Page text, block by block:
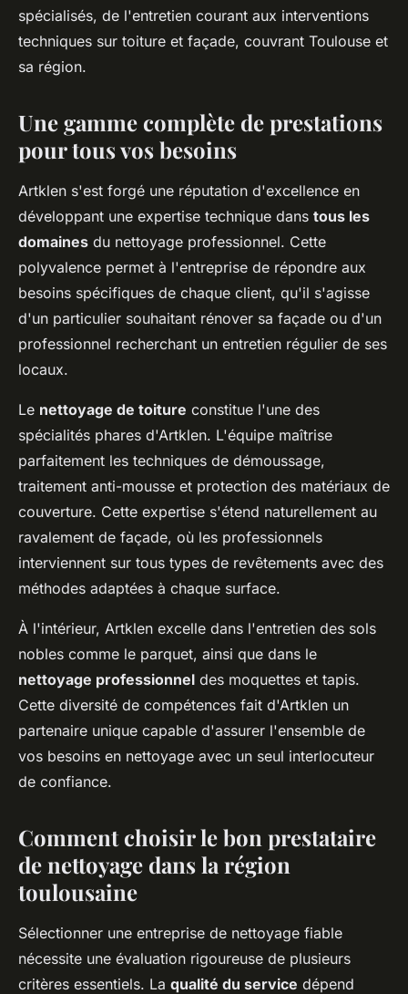
spécialisés, de l'entretien courant aux interventions
techniques sur toiture et façade, couvrant Toulouse et
sa région.
Une gamme complète de prestations
pour tous vos besoins
Artklen s'est forgé une réputation d'excellence en
développant une expertise technique dans tous les
domaines du nettoyage professionnel. Cette
polyvalence permet à l'entreprise de répondre aux
besoins spécifiques de chaque client, qu'il s'agisse
d'un particulier souhaitant rénover sa façade ou d'un
professionnel recherchant un entretien régulier de ses
locaux.
Le nettoyage de toiture constitue l'une des
spécialités phares d'Artklen. L'équipe maîtrise
parfaitement les techniques de démoussage,
traitement anti-mousse et protection des matériaux de
couverture. Cette expertise s'étend naturellement au
ravalement de façade, où les professionnels
interviennent sur tous types de revêtements avec des
méthodes adaptées à chaque surface.
À l'intérieur, Artklen excelle dans l'entretien des sols
nobles comme le parquet, ainsi que dans le
nettoyage professionnel des moquettes et tapis.
Cette diversité de compétences fait d'Artklen un
partenaire unique capable d'assurer l'ensemble de
vos besoins en nettoyage avec un seul interlocuteur
de confiance.
Comment choisir le bon prestataire
de nettoyage dans la région
toulousaine
Sélectionner une entreprise de nettoyage fiable
nécessite une évaluation rigoureuse de plusieurs
critères essentiels. La qualité du service dépend